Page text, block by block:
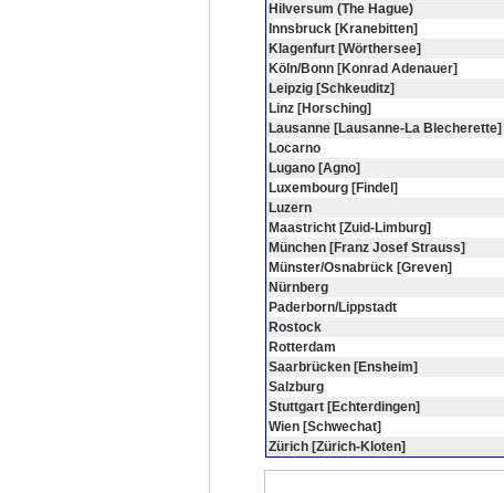
Hilversum (The Hague)
Innsbruck [Kranebitten]
Klagenfurt [Wörthersee]
Köln/Bonn [Konrad Adenauer]
Leipzig [Schkeuditz]
Linz [Horsching]
Lausanne [Lausanne-La Blecherette]
Locarno
Lugano [Agno]
Luxembourg [Findel]
Luzern
Maastricht [Zuid-Limburg]
München [Franz Josef Strauss]
Münster/Osnabrück [Greven]
Nürnberg
Paderborn/Lippstadt
Rostock
Rotterdam
Saarbrücken [Ensheim]
Salzburg
Stuttgart [Echterdingen]
Wien [Schwechat]
Zürich [Zürich-Kloten]